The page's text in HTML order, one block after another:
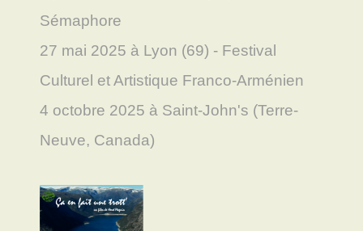
Sémaphore
27 mai 2025 à Lyon (69) - Festival
Culturel et Artistique Franco-Arménien
4 octobre 2025 à Saint-John's (Terre-
Neuve, Canada)